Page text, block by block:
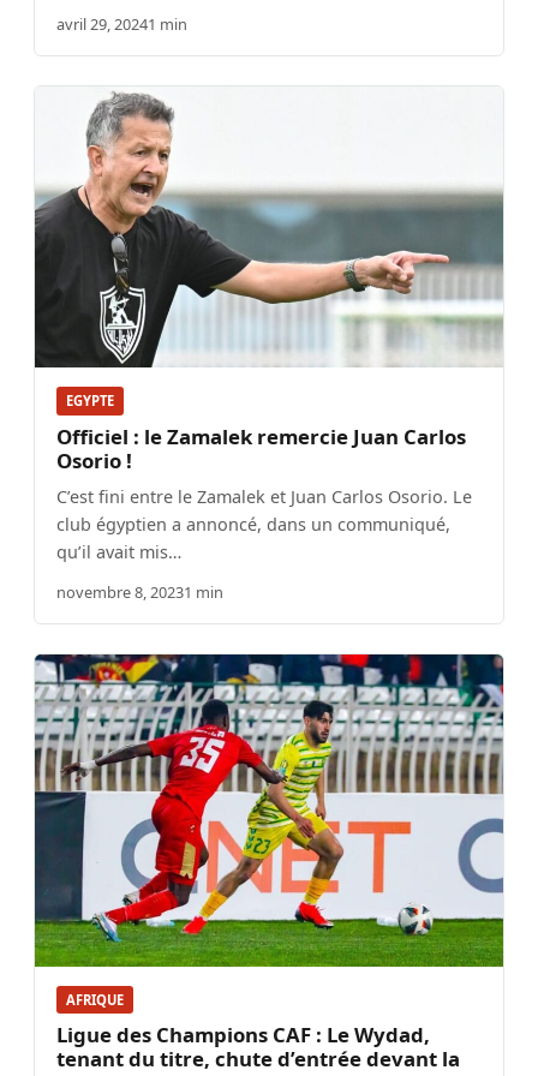
avril 29, 20241 min
EGYPTE
Officiel : le Zamalek remercie Juan Carlos
Osorio !
C’est fini entre le Zamalek et Juan Carlos Osorio. Le
club égyptien a annoncé, dans un communiqué,
qu’il avait mis…
novembre 8, 20231 min
AFRIQUE
Ligue des Champions CAF : Le Wydad,
tenant du titre, chute d’entrée devant la